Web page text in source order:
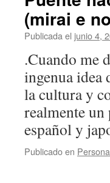
(mirai e
Publicada el junio 4,
.Cuando me
ingenua idea
la cultura y
realmente un
español y
Publicado en